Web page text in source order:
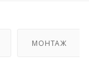
МОНТАЖ